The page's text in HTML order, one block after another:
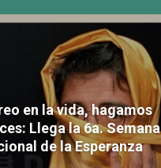
en la vida, hagamos
Llega la 6a. Semana
de la Esperanza